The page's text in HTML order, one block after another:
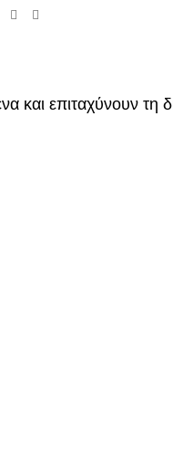
και επιταχύνουν τη